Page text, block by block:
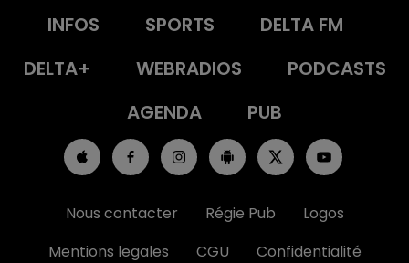
INFOS SPORTS
DELTA FM
DELTA+
WEBRADIOS
PODCASTS
AGENDA
PUB
Nous contacter Régie Pub
Logos
Mentions legales
CGU
Confidentialité